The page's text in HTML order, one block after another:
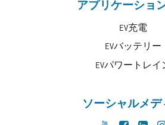
アプリケーショ
EV充電
EVバッテリー
EVパワートレイ
ソーシャルメデ